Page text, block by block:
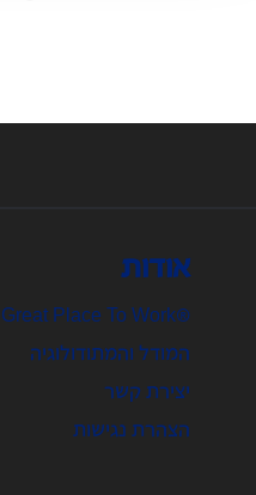
אודות
®Great Place To Work | אודות
המודל והמתודולוגיה
יצירת קשר
הצהרת נגישות